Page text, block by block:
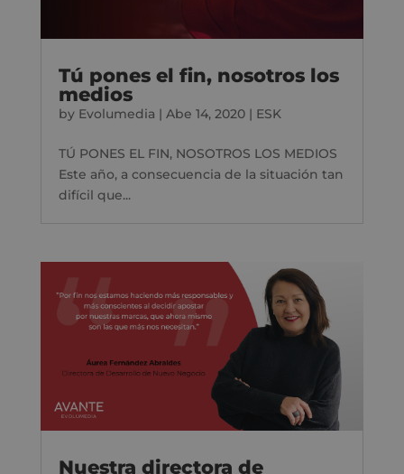
Tú pones el fin, nosotros los
medios
by Evolumedia | Abe 14, 2020| ESK
TÚ PONES EL FIN, NOSOTROS LOS MEDIOS
Este año, a consecuencia de la situación tan
difícil que...
Nuestra directora de